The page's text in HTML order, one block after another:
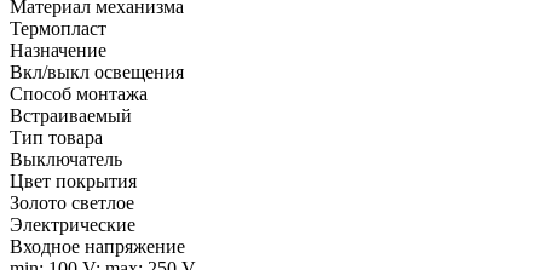
Материал механизма
Термопласт
Назначение
Вкл/выкл освещения
Способ монтажа
Встраиваемый
Тип товара
Выключатель
Цвет покрытия
Золото светлое
Электрические
Входное напряжение